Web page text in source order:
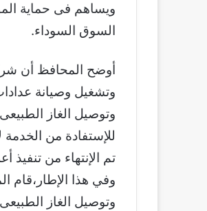
ويساهم فى حماية
السوق السوداء.
أوضح المحافظ أن
وتشغيل وصيانة
وتوصيل الغاز
تم الإنتهاء من تنفيذ أعمال
وفي هذا الإطار،قام
وتوصيل الغاز